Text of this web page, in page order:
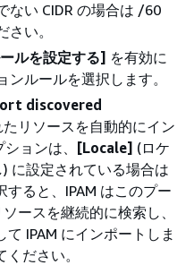
ない CIDR の場合は /60
い。
ルを設定する] を有効に
ルールを選択します。
discovered
リソースを自動的にイン
ョンは、
[Locale] (ロケ
) に設定されている場合は
ると、IPAM はこのプー
ースを継続的に検索し、
IPAM にインポートしま
ださい。